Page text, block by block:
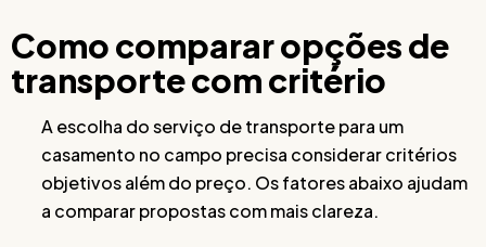
Como comparar opções de
transporte com critério
A escolha do serviço de transporte para um
casamento no campo precisa considerar critérios
objetivos além do preço. Os fatores abaixo ajudam
a comparar propostas com mais clareza.